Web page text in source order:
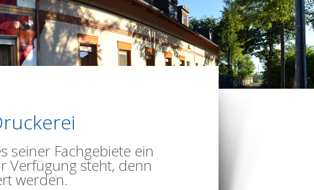
seiner Fachgebiete ein
Verfügung steht, denn
werden.